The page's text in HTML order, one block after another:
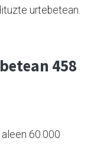
urtebetean.
458
60.000